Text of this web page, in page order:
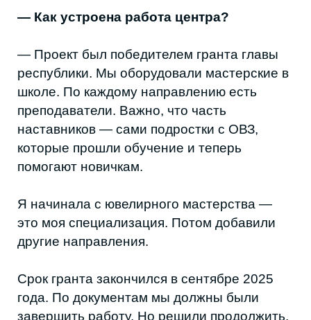
— Как на центр реагирует школьная
— Нет. Центр встроен в обычную школу.
Подростки с ОВЗ приходят на занятия,
здороваются с ними по именам, общаются.
Бывают бытовые ситуации, как в любой
школе, но серьёзных конфликтов не было.
что инклюзия не должна быть изоляцией.
— Есть ли пример, который для вас